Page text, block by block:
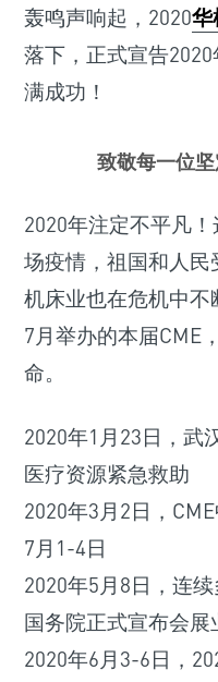
轰鸣声响起，2020华
落下，正式宣告
满成功！
致敬每一位
2020年注定不平凡
场疫情，祖国和人
机床业也在危机中
7月举办的本届CME
命。
2020年1月23日，武
医疗资源紧急救助
2020年3月2日，
7月1-4日
2020年5月8日，连
国务院正式宣布会展
2020年6月3-6日，